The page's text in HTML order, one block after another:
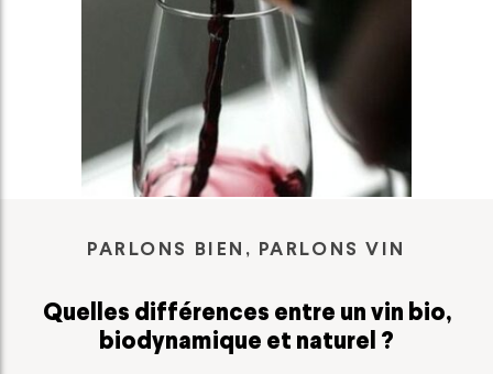
PARLONS BIEN, PARLONS VIN
Quelles différences entre un vin bio,
biodynamique et naturel ?